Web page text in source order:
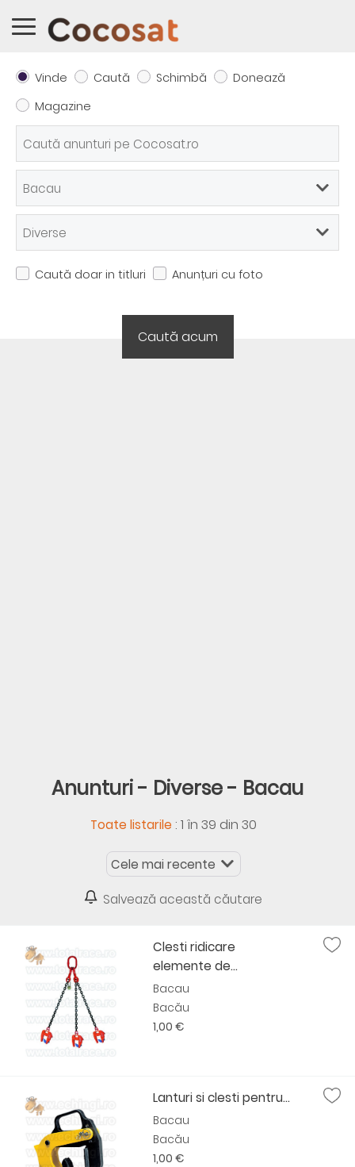
Vinde Caută Schimbă
Donează
Magazine
Caută doar in titluri Anunțuri cu foto
Anunturi - Diverse - Bacau
Toate listarile : 1 în 39 din 30
Salvează această căutare
Clesti ridicare
elemente de...
Bacau
Bacău
1,00 €
Lanturi si clesti pentru...
Bacau
Bacău
1,00 €